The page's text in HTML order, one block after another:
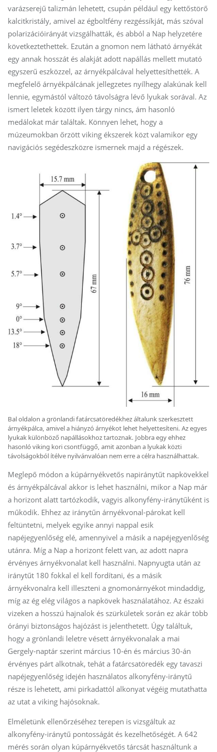
varázserejű talizmán lehetett, csupán például egy kettőstörő
kalcitkristály, amivel az égboltfény rezgéssíkját, más szóval
polarizációirányát vizsgálhatták, és abból a Nap helyzetére
következtethettek. Ezután a gnomon nem látható árnyékát
egy annak hosszát és alakját adott napállás mellett mutató
egyszerű eszközzel, az árnyékpálcával helyettesíthették. A
megfelelő árnyékpálcának jellegzetes nyílhegy alakúnak kell
lennie, egymástól változó távolságra lévő lyukak sorával. Az
ismert leletek között ilyen tárgy nincs, ám hasonló
medálokat már találtak. Könnyen lehet, hogy a
múzeumokban őrzött viking ékszerek közt valamikor egy
navigációs segédeszközre ismernek majd a régészek.
Bal oldalon a grönlandi fatárcsatöredékhez általunk szerkesztett
árnyékpálca, amivel a hiányzó árnyékot lehet helyettesíteni. Az egyes
lyukak különböző napállásokhoz tartoznak. Jobbra egy ehhez
hasonló viking kori csontfüggő, amit azonban a lyukak közti
távolságokból ítélve nyilvánvalóan nem erre a célra használhattak.
Meglepő módon a kúpárnyékvetős napiránytűt napkövekkel
és árnyékpálcával akkor is lehet használni, mikor a Nap már
a horizont alatt tartózkodik, vagyis alkonyfény-iránytűként is
működik. Ehhez az iránytűn árnyékvonal-párokat kell
feltüntetni, melyek egyike annyi nappal esik
napéjegyenlőség elé, amennyivel a másik a napéjegyenlőség
utánra. Míg a Nap a horizont felett van, az adott napra
érvényes árnyékvonalat kell használni. Napnyugta után az
iránytűt 180 fokkal el kell fordítani, és a másik
árnyékvonalra kell illeszteni a gnomonárnyékot mindaddig,
míg az ég elég világos a napkövek használatához. Az északi
vizeken a hosszú hajnalok és szürkületek során ez akár több
órányi biztonságos hajózást is jelenthetett. Úgy találtuk,
hogy a grönlandi leletre vésett árnyékvonalak a mai
Gergely-naptár szerint március 10-én és március 30-án
érvényes párt alkotnak, tehát a fatárcsatöredék egy tavaszi
napéjegyenlőség idején használatos alkonyfény-iránytű
része is lehetett, ami pirkadattól alkonyat végéig mutathatta
az utat a viking hajósoknak.
Elméletünk ellenőrzéséhez terepen is vizsgáltuk az
alkonyfény-iránytű pontosságát és kezelhetőségét. A 642
mérés során olyan kúpárnyékvetős tárcsát használtunk a